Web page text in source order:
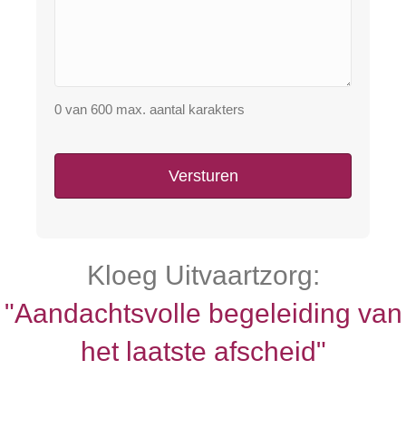
0 van 600 max. aantal karakters
Kloeg Uitvaartzorg:
"Aandachtsvolle begeleiding van
het laatste afscheid"